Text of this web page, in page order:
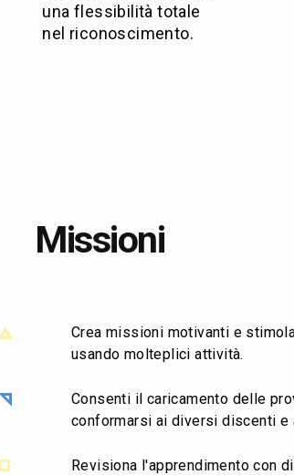
una flessibilità totale
nel riconoscimento.
Missioni
Crea missioni motivanti e
usando molteplici attività.
Consenti il caricamento delle
conformarsi ai diversi discenti e
Revisiona l'apprendimento con